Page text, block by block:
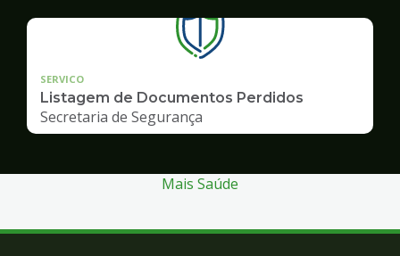
SERVICO
Listagem de Documentos Perdidos
Secretaria de Segurança
Mais Saúde